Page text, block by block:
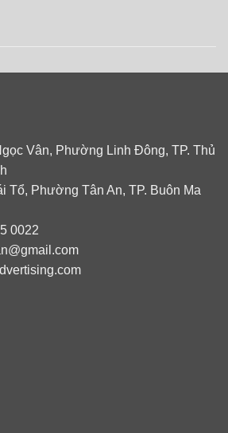
Vân, Phường Linh Đông, TP. Thủ
Tổ, Phường Tân An, TP. Buôn Ma
0022